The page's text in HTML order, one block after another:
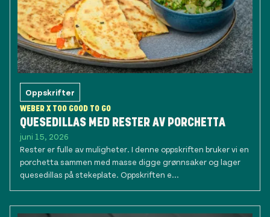
Oppskrifter
WEBER X TOO GOOD TO GO
QUESEDILLAS MED RESTER AV PORCHETTA
juni 15, 2026
Rester er fulle av muligheter. I denne oppskriften bruker vi en
porchetta sammen med masse digge grønnsaker og lager
quesedillas på stekeplate. Oppskriften e...